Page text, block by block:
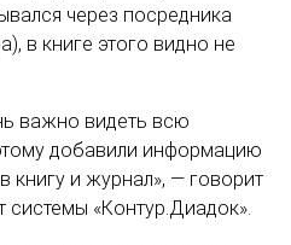
через посредника
в книге этого видно не
важно видеть всю
добавили информацию
книгу и журнал», — говорит
системы «Контур.Диадок».